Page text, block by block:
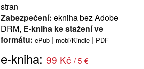
stran
Zabezpečení: ekniha bez Adobe
DRM, E-kniha ke stažení ve
formátu: ePub | mobi/Kindle | PDF
e-kniha: 99 Kč / 5 €